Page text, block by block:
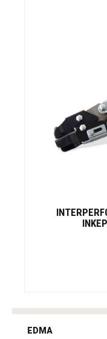
tag
EDMA